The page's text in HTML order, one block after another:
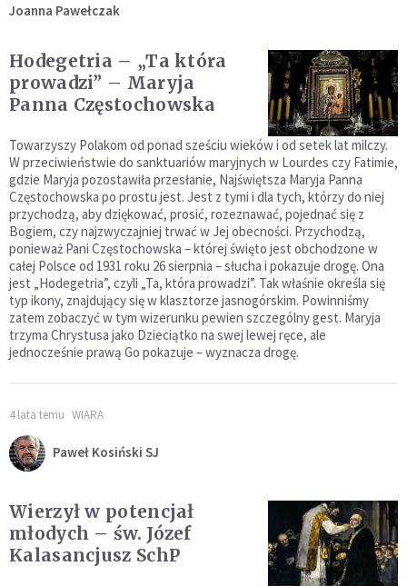
Joanna Pawełczak
Hodegetria – „Ta która
prowadzi” – Maryja
Panna Częstochowska
Towarzyszy Polakom od ponad sześciu wieków i od setek lat milczy.
W przeciwieństwie do sanktuariów maryjnych w Lourdes czy Fatimie,
gdzie Maryja pozostawiła przesłanie, Najświętsza Maryja Panna
Częstochowska po prostu jest. Jest z tymi i dla tych, którzy do niej
przychodzą, aby dziękować, prosić, rozeznawać, pojednać się z
Bogiem, czy najzwyczajniej trwać w Jej obecności. Przychodzą,
ponieważ Pani Częstochowska – której święto jest obchodzone w
całej Polsce od 1931 roku 26 sierpnia – słucha i pokazuje drogę. Ona
jest „Hodegetria”, czyli „Ta, która prowadzi”. Tak właśnie określa się
typ ikony, znajdujący się w klasztorze jasnogórskim. Powinniśmy
zatem zobaczyć w tym wizerunku pewien szczególny gest. Maryja
trzyma Chrystusa jako Dzieciątko na swej lewej ręce, ale
jednocześnie prawą Go pokazuje – wyznacza drogę.
4 lata temu WIARA
Paweł Kosiński SJ
Wierzył w potencjał
młodych – św. Józef
Kalasancjusz SchP